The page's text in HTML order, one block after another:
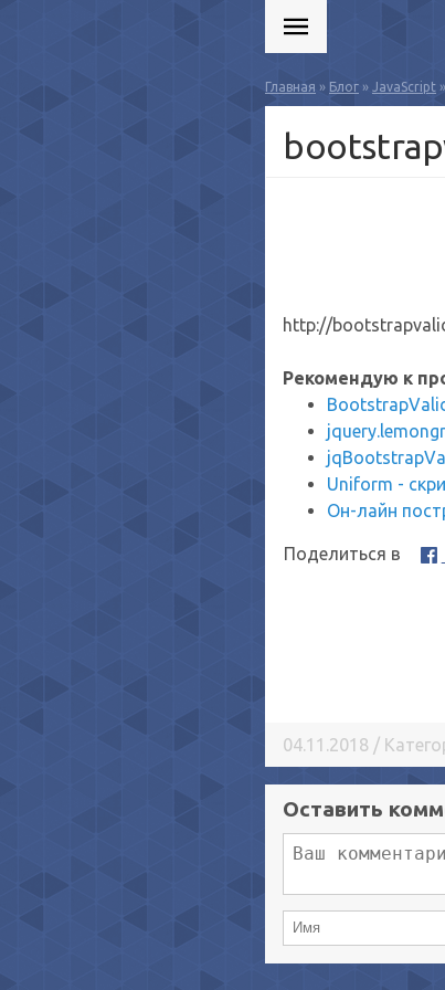
Главная » Блог » JavaScript
http://
Рекомендую к
Uniform -
Он-лайн
Поделиться в
04.11.2018 /
Оставить